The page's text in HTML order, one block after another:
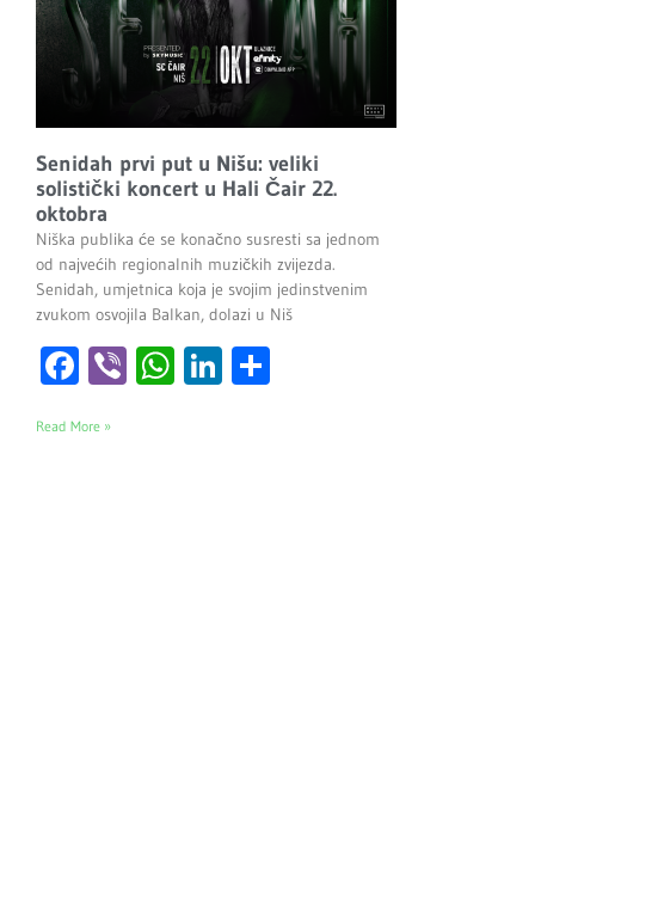
Senidah prvi put u Nišu: veliki
solistički koncert u Hali Čair 22.
oktobra
Niška publika će se konačno susresti sa jednom
od najvećih regionalnih muzičkih zvijezda.
Senidah, umjetnica koja je svojim jedinstvenim
zvukom osvojila Balkan, dolazi u Niš
Facebook
ViberWhatsApp
LinkedIn
Read More »